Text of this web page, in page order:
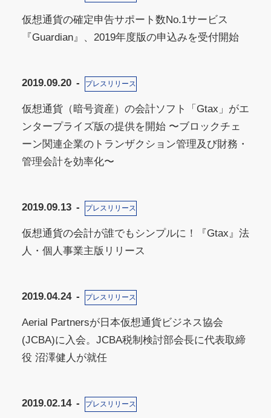
仮想通貨の確定申告サポート数No.1サービス
『Guardian』、2019年度版の申込みを受付開始
2019.09.20 プレスリリース
仮想通貨（暗号資産）の会計ソフト「Gtax」がエ
ンタープライズ版の提供を開始 〜ブロックチェ
ーン関連企業のトランザクション管理及び財務・
管理会計を効率化〜
2019.09.13 プレスリリース
仮想通貨の会計が誰でもシンプルに！『Gtax』法
⼈・個⼈事業主版リリース
2019.04.24 プレスリリース
Aerial Partnersが日本仮想通貨ビジネス協会
(JCBA)に入会。JCBA税制検討部会長に代表取締
役 沼澤健人が就任
2019.02.14 プレスリリース